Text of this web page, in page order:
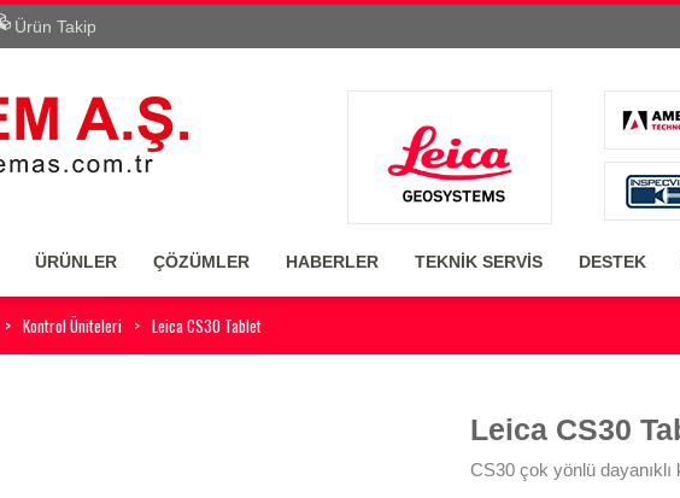
Ürün Takip
ÜRÜNLER ÇÖZÜMLER HABERLER TEKNİK SERVİS DESTEK
Kontrol Üniteleri Leica CS30 Tablet
Leica CS30
CS30 çok yönlü